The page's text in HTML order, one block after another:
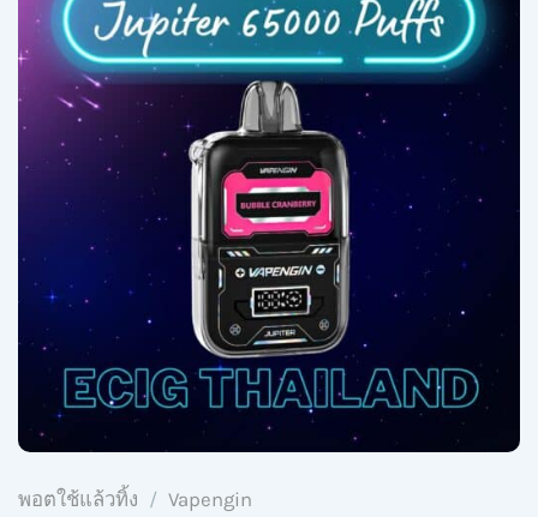
พอตใช้แล้วทิ้ง / Vapengin